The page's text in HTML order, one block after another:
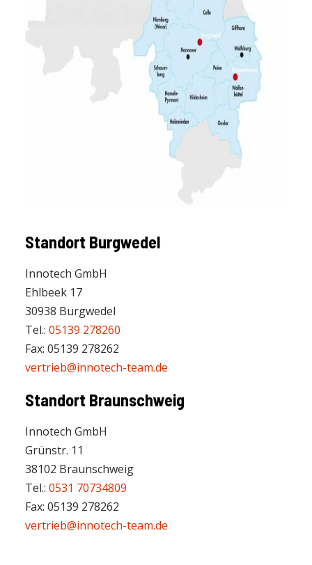
Standort Burgwedel
Innotech GmbH
Ehlbeek 17
30938 Burgwedel
Tel.: 05139 278260
Fax: 05139 278262
vertrieb@innotech-team.de
Standort Braunschweig
Innotech GmbH
Grünstr. 11
38102 Braunschweig
Tel.: 0531 70734809
Fax: 05139 278262
vertrieb@innotech-team.de